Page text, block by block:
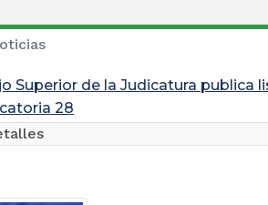
Superior de la Judicatura
28